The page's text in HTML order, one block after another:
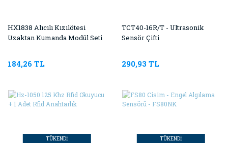
HX1838 Alıcılı Kızılötesi
Uzaktan Kumanda Modül Seti
184,26 TL
TCT40-16R/T - Ultrasonik
Sensör Çifti
290,93 TL
TÜKENDİ TÜKENDİ